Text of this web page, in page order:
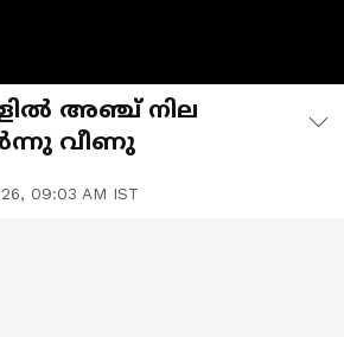
അഞ്ച് നില
വീണു
09:03 AM IST